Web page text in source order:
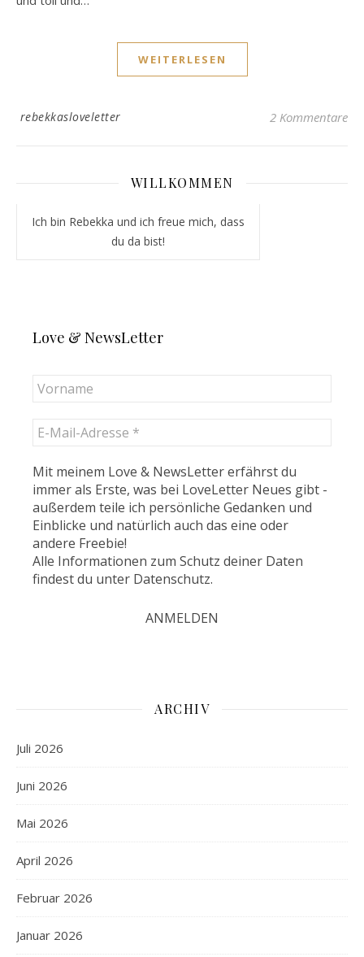
WEITERLESEN
rebekkasloveletter 2 Kommentare
WILLKOMMEN
Ich bin Rebekka und ich freue mich, dass
du da bist!
Love & NewsLetter
Mit meinem Love & NewsLetter erfährst du
immer als Erste, was bei LoveLetter Neues gibt -
außerdem teile ich persönliche Gedanken und
Einblicke und natürlich auch das eine oder
andere Freebie!
Alle Informationen zum Schutz deiner Daten
findest du unter Datenschutz.
ARCHIV
Juli 2026
Juni 2026
Mai 2026
April 2026
Februar 2026
Januar 2026